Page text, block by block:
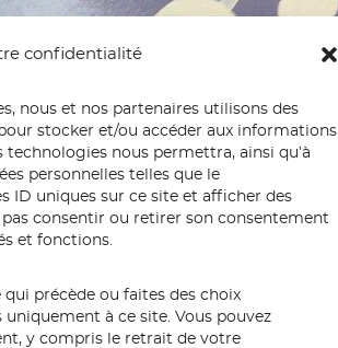
confidentialité
nous et nos partenaires utilisons des
stocker et/ou accéder aux informations
technologies nous permettra, ainsi qu’à
personnelles telles que le
ID uniques sur ce site et afficher des
consentir ou retirer son consentement
et fonctions.
précède ou faites des choix
à ce site. Vous pouvez
y compris le retrait de votre